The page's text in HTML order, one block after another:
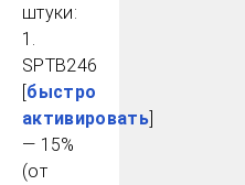
штуки:
1.
SPTB246
[быстро
активировать]
— 15%
(от